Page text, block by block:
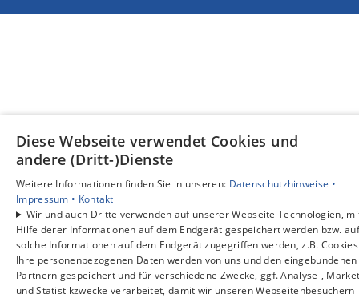
Diese Webseite verwendet Cookies und
andere (Dritt-)Dienste
Weitere Informationen finden Sie in unseren: Datenschutzhinweise •
Impressum • Kontakt
Wir und auch Dritte verwenden auf unserer Webseite Technologien,
Hilfe derer Informationen auf dem Endgerät gespeichert werden bzw. auf
solche Informationen auf dem Endgerät zugegriffen werden, z.B.
Ihre personenbezogenen Daten werden von uns und den eingebundenen
Partnern gespeichert und für verschiedene Zwecke, ggf. Analyse-,
und Statistikzwecke verarbeitet, damit wir unseren Webseitenbesuchern